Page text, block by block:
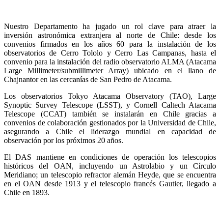
Nuestro Departamento ha jugado un rol clave para atraer la
inversión astronómica extranjera al norte de Chile: desde los
convenios firmados en los años 60 para la instalación de los
observatorios de Cerro Tololo y Cerro Las Campanas, hasta el
convenio para la instalación del radio observatorio ALMA (Atacama
Large Millimeter/submillimeter Array) ubicado en el llano de
Chajnantor en las cercanías de San Pedro de Atacama.
Los observatorios Tokyo Atacama Observatory (TAO), Large
Synoptic Survey Telescope (LSST), y Cornell Caltech Atacama
Telescope (CCAT) también se instalarán en Chile gracias a
convenios de colaboración gestionados por la Universidad de Chile,
asegurando a Chile el liderazgo mundial en capacidad de
observación por los próximos 20 años.
El DAS mantiene en condiciones de operación los telescopios
históricos del OAN, incluyendo un Astrolabio y un Círculo
Meridiano; un telescopio refractor alemán Heyde, que se encuentra
en el OAN desde 1913 y el telescopio francés Gautier, llegado a
Chile en 1893.